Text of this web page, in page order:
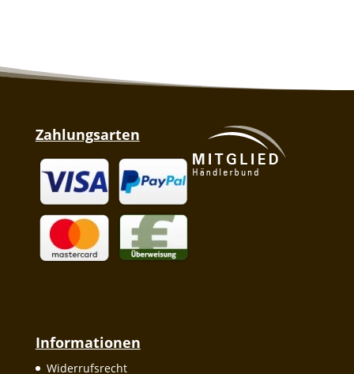
Zahlungsarten
Informationen
Widerrufsrecht